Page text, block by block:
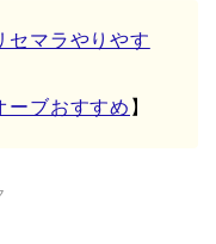
セマラやりやす
ーブおすすめ 】